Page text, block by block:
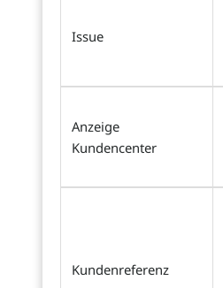
Issue
Anzeige
Kundencenter
Kundenreferenz